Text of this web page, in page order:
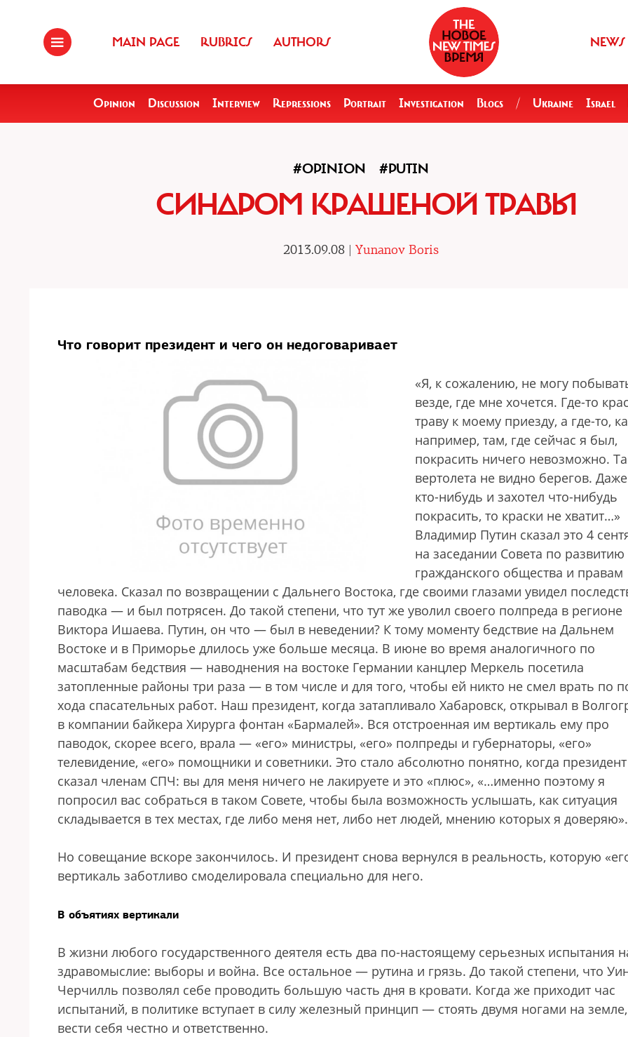
MAIN PAGE RUBRICS AUTHORS NEWS
Opinion Discussion Interview Repressions Portrait Investigation Blogs / Ukraine Israel
#OPINION #PUTIN
СИНДРОМ КРАШЕНОЙ ТРАВЫ
2013.09.08 | Yunanov Boris
Что говорит президент и чего он недоговаривает
«Я, к сожалению, не могу
везде, где мне хочется. Где-то
траву к моему приезду, а где-то,
например, там, где сейчас я был,
покрасить ничего невозможно.
вертолета не видно берегов.
кто-нибудь и захотел что-нибудь
покрасить, то краски не хватит…»
Владимир Путин сказал это 4
на заседании Совета по развитию
гражданского общества и правам
человека. Сказал по возвращении с Дальнего Востока, где своими глазами увидел
паводка — и был потрясен. До такой степени, что тут же уволил своего полпреда в регионе
Виктора Ишаева. Путин, он что — был в неведении? К тому моменту бедствие на Дальнем
Востоке и в Приморье длилось уже больше месяца. В июне во время аналогичного по
масштабам бедствия — наводнения на востоке Германии канцлер Меркель посетила
затопленные районы три раза — в том числе и для того, чтобы ей никто не смел врать по
хода спасательных работ. Наш президент, когда затапливало Хабаровск, открывал в
в компании байкера Хирурга фонтан «Бармалей». Вся отстроенная им вертикаль ему про
паводок, скорее всего, врала — «его» министры, «его» полпреды и губернаторы, «его»
телевидение, «его» помощники и советники. Это стало абсолютно понятно, когда президент
сказал членам СПЧ: вы для меня ничего не лакируете и это «плюс», «…именно поэтому я
попросил вас собраться в таком Совете, чтобы была возможность услышать, как ситуация
складывается в тех местах, где либо меня нет, либо нет людей, мнению которых я доверяю».
Но совещание вскоре закончилось. И президент снова вернулся в реальность, которую
вертикаль заботливо смоделировала специально для него.
В объятиях вертикали
В жизни любого государственного деятеля есть два по-настоящему серьезных испытания
здравомыслие: выборы и война. Все остальное — рутина и грязь. До такой степени, что
Черчилль позволял себе проводить большую часть дня в кровати. Когда же приходит час
испытаний, в политике вступает в силу железный принцип — стоять двумя ногами на земле,
вести себя честно и ответственно.